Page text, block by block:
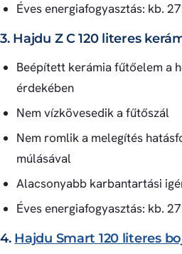
Éves energiafogyasztás: kb.
3. Hajdu Z C 120 literes
Beépített kerámia fűtőelem a
érdekében
Nem vízkövesedik a fűtőszál
Nem romlik a melegítés
múlásával
Alacsonyabb karbantartási
Éves energiafogyasztás: kb.
4. Hajdu Smart 120 literes